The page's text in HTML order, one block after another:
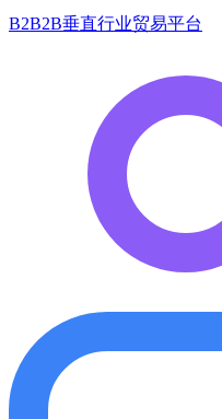
B2B2B垂直行业贸易平台